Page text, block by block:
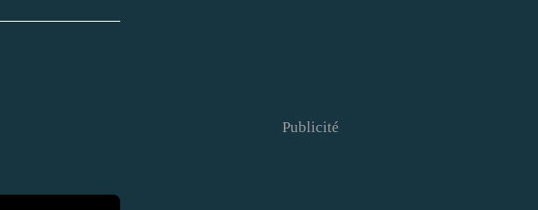
Publicité